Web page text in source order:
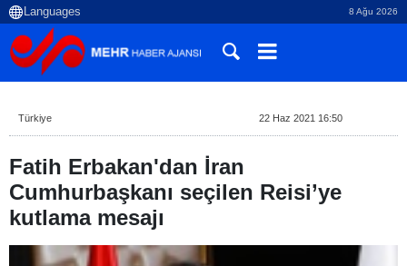
8 Ağu 2026
Türkiye 22 Haz 2021 16:50
Fatih Erbakan'dan İran
Cumhurbaşkanı seçilen Reisi’ye
kutlama mesajı